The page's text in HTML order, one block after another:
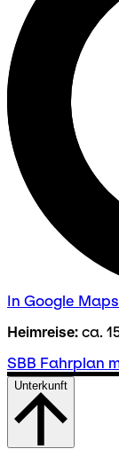
In Google
Heimreise: ca.
SBB Fahrplan
Unterkunft